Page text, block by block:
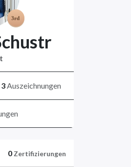
3Auszeichnungen
0 Zertifizierungen